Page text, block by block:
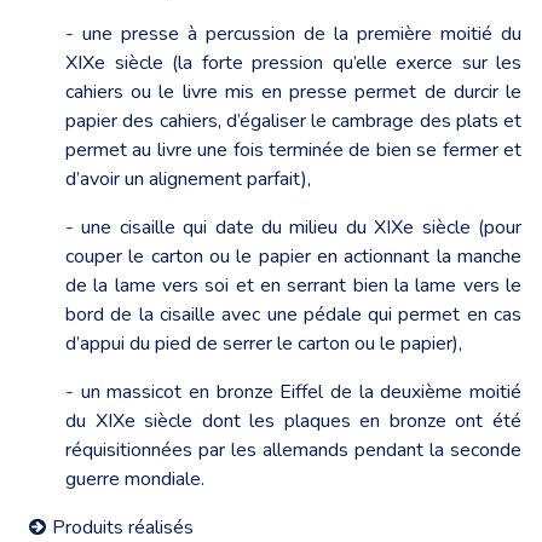
- une presse à percussion de la première moitié du
XIXe siècle (la forte pression qu’elle exerce sur les
cahiers ou le livre mis en presse permet de durcir le
papier des cahiers, d’égaliser le cambrage des plats et
permet au livre une fois terminée de bien se fermer et
d’avoir un alignement parfait),
- une cisaille qui date du milieu du XIXe siècle (pour
couper le carton ou le papier en actionnant la manche
de la lame vers soi et en serrant bien la lame vers le
bord de la cisaille avec une pédale qui permet en cas
d’appui du pied de serrer le carton ou le papier),
- un massicot en bronze Eiffel de la deuxième moitié
du XIXe siècle dont les plaques en bronze ont été
réquisitionnées par les allemands pendant la seconde
guerre mondiale.
Produits réalisés